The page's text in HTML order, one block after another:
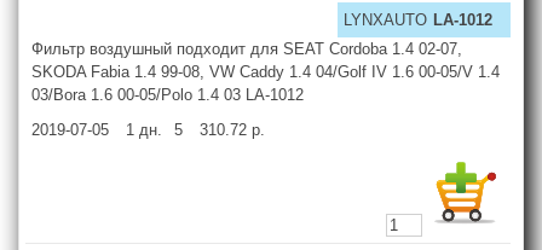
LYNXAUTO LA-1012
Фильтр воздушный подходит для SEAT Cordoba 1.4 02-07,
SKODA Fabia 1.4 99-08, VW Caddy 1.4 04/Golf IV 1.6 00-05/V 1.4
03/Bora 1.6 00-05/Polo 1.4 03 LA-1012
2019-07-05
1 дн. 5 310.72 р.